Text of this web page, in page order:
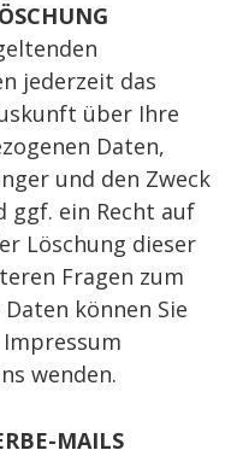
jederzeit das
über Ihre
Daten,
und den Zweck
ggf. ein Recht auf
Löschung dieser
Fragen zum
können Sie
wenden.
MAILS